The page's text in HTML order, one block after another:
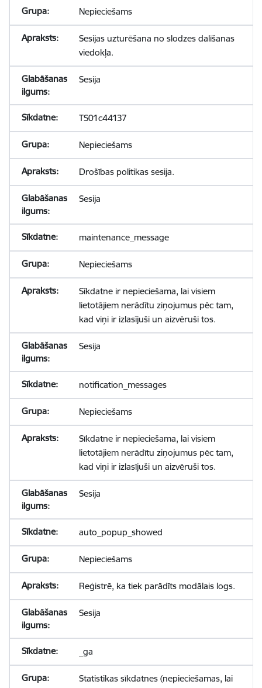
Nepieciešams
Sesijas uzturēšana no slodzes dalīšanas
viedokļa.
Sesija
TS01c44137
Nepieciešams
Drošības politikas sesija.
Sesija
maintenance_message
Nepieciešams
Sīkdatne ir nepieciešama, lai visiem
lietotājiem nerādītu ziņojumus pēc tam,
kad viņi ir izlasījuši un aizvēruši tos.
Sesija
notification_messages
Nepieciešams
Sīkdatne ir nepieciešama, lai visiem
lietotājiem nerādītu ziņojumus pēc tam,
kad viņi ir izlasījuši un aizvēruši tos.
Sesija
auto_popup_showed
Nepieciešams
Reģistrē, ka tiek parādīts modālais logs.
Sesija
_ga
Statistikas sīkdatnes (nepieciešamas, lai